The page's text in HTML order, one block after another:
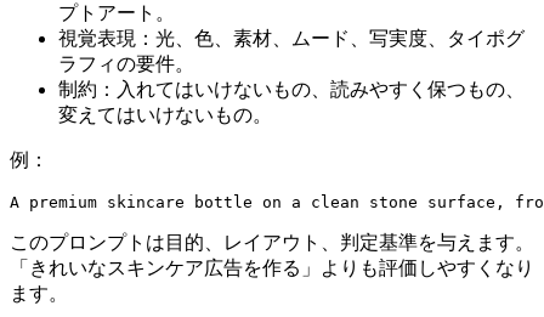
プトアート。
視覚表現：光、色、素材、ムード、写実度、タイポグ
ラフィの要件。
制約：入れてはいけないもの、読みやすく保つもの、
変えてはいけないもの。
例：
A premium skincare bottle on a clean stone surface,
このプロンプトは目的、レイアウト、判定基準を与えます。
「きれいなスキンケア広告を作る」よりも評価しやすくなり
ます。